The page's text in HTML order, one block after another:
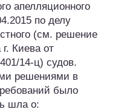
апелляционного
по делу
(см. решение
г. Киева от
14-ц) судов.
решениями в
было
шла о: